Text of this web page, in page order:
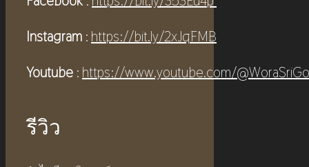
Instagram : https://bit.ly/2xJqFMB
Youtube : https://www.youtube.com/
รีวิว